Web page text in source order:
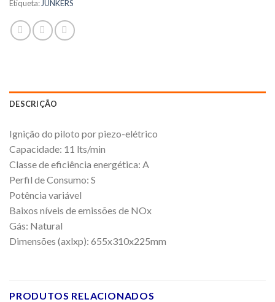
Etiqueta: JUNKERS
DESCRIÇÃO
Ignição do piloto por piezo-elétrico
Capacidade: 11 lts/min
Classe de eficiência energética: A
Perfil de Consumo: S
Potência variável
Baixos níveis de emissões de NOx
Gás: Natural
Dimensões (axlxp): 655x310x225mm
PRODUTOS RELACIONADOS